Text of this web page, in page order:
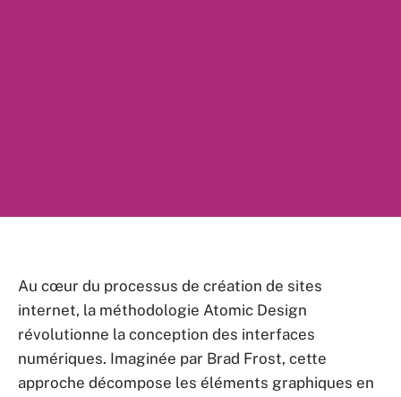
Au cœur du processus de création de sites
internet, la méthodologie Atomic Design
révolutionne la conception des interfaces
numériques. Imaginée par Brad Frost, cette
approche décompose les éléments graphiques en